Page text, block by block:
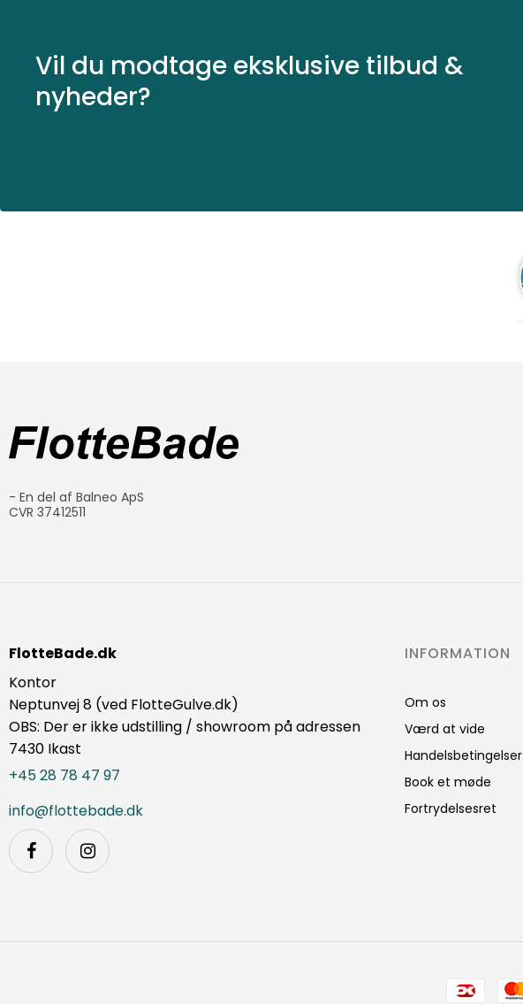
Vil du modtage eksklusive tilbud &
nyheder?
- En del af Balneo ApS
CVR 37412511
FlotteBade.dk
Kontor
Neptunvej 8 (ved FlotteGulve.dk)
OBS: Der er ikke udstilling / showroom på adressen
7430 Ikast
+45 28 78 47 97
info@flottebade.dk
INFORMATION
Om os
Værd at vide
Handelsbetingelser
Book et møde
Fortrydelsesret